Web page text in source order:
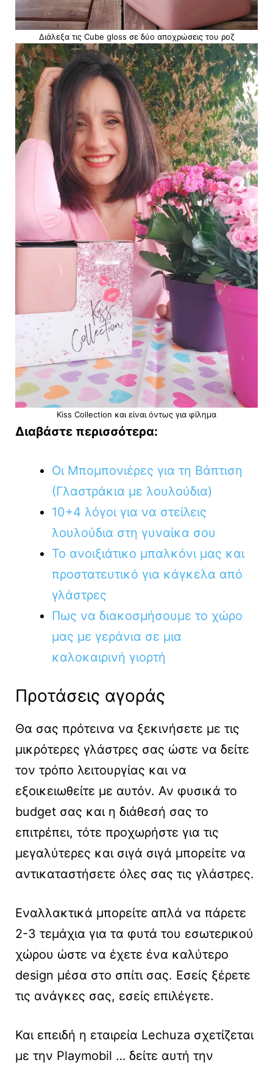
Διάλεξα τις Cube gloss σε δύο αποχρώσεις του ροζ
Kiss Collection και είναι όντως για φίλημα
Διαβάστε περισσότερα:
Οι Μπομπονιέρες για τη Βάπτιση
(Γλαστράκια με λουλούδια)
10+4 λόγοι για να στείλεις
λουλούδια στη γυναίκα σου
Το ανοιξιάτικο μπαλκόνι μας και
προστατευτικό για κάγκελα από
γλάστρες
Πως να διακοσμήσουμε το χώρο
μας με γεράνια σε μια
καλοκαιρινή γιορτή
Προτάσεις αγοράς
Θα σας πρότεινα να ξεκινήσετε με τις
μικρότερες γλάστρες σας ώστε να δείτε
τον τρόπο λειτουργίας και να
εξοικειωθείτε με αυτόν. Αν φυσικά το
budget σας και η διάθεσή σας το
επιτρέπει, τότε προχωρήστε για τις
μεγαλύτερες και σιγά σιγά μπορείτε να
αντικαταστήσετε όλες σας τις γλάστρες.
Εναλλακτικά μπορείτε απλά να πάρετε
2-3 τεμάχια για τα φυτά του εσωτερικού
χώρου ώστε να έχετε ένα καλύτερο
design μέσα στο σπίτι σας. Εσείς ξέρετε
τις ανάγκες σας, εσείς επιλέγετε.
Και επειδή η εταιρεία Lechuza σχετίζεται
με την Playmobil … δείτε αυτή την